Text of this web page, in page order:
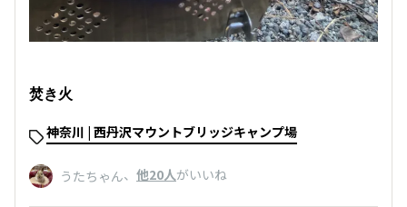
焚き火
神奈川 | 西丹沢マウントブリッジキャンプ場
うたちゃん、 他20人がいいね